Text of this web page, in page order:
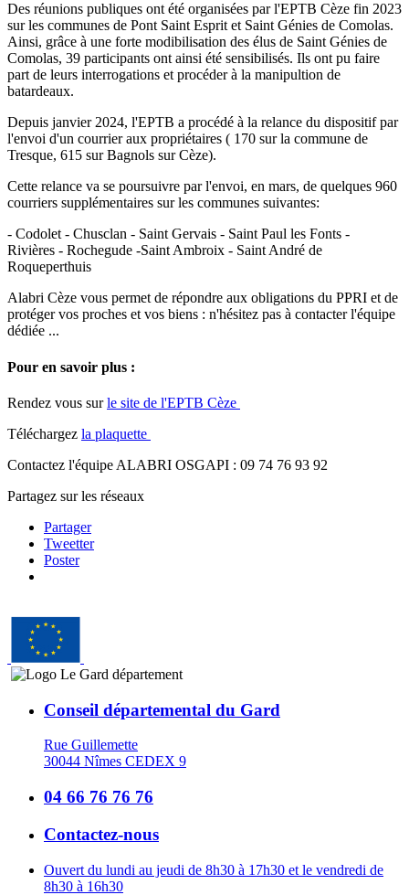
Des réunions publiques ont été organisées par l'EPTB Cèze fin 2023
sur les communes de Pont Saint Esprit et Saint Génies de Comolas.
Ainsi, grâce à une forte modibilisation des élus de Saint Génies de
Comolas, 39 participants ont ainsi été sensibilisés. Ils ont pu faire
part de leurs interrogations et procéder à la manipultion de
batardeaux.
Depuis janvier 2024, l'EPTB a procédé à la relance du dispositif par
l'envoi d'un courrier aux propriétaires ( 170 sur la commune de
Tresque, 615 sur Bagnols sur Cèze).
Cette relance va se poursuivre par l'envoi, en mars, de quelques 960
courriers supplémentaires sur les communes suivantes:
- Codolet - Chusclan - Saint Gervais - Saint Paul les Fonts -
Rivières - Rochegude -Saint Ambroix - Saint André de
Roqueperthuis
Alabri Cèze vous permet de répondre aux obligations du PPRI et de
protéger vos proches et vos biens : n'hésitez pas à contacter l'équipe
dédiée ...
Pour en savoir plus :
Rendez vous surle site de l'EPTB Cèze
Téléchargez la plaquette
Contactez l'équipe ALABRI OSGAPI : 09 74 76 93 92
Partagez sur les réseaux
Partager
Tweetter
Poster
Conseil départemental du Gard
Rue Guillemette
30044 Nîmes CEDEX 9
04 66 76 76 76
Contactez-nous
Ouvert du lundi au jeudi de 8h30 à 17h30 et le vendredi de
8h30 à 16h30